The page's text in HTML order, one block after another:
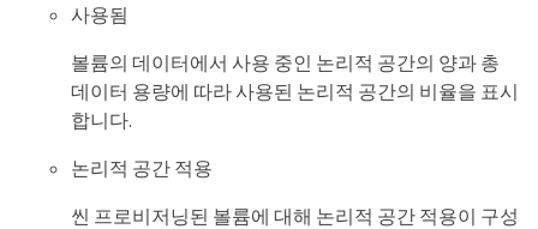
사용됨
볼륨의 데이터에서 사용 중인 논리적 공간의 양과 총
데이터 용량에 따라 사용된 논리적 공간의 비율을 표시
합니다.
논리적 공간 적용
씬 프로비저닝된 볼륨에 대해 논리적 공간 적용이 구성